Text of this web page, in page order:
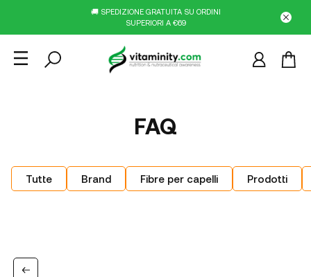
🚚 SPEDIZIONE GRATUITA SU ORDINI
SUPERIORI A €69
FAQ
Tutte Brand Fibre per capelli Prodotti